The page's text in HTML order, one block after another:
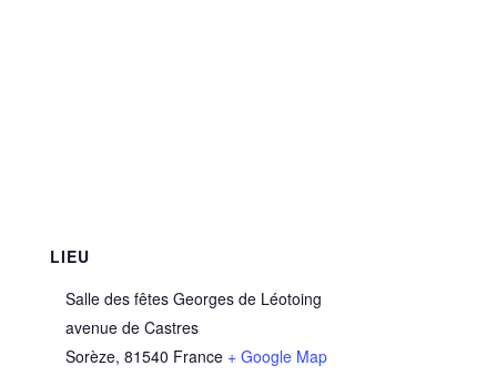
LIEU
Salle des fêtes Georges de Léotoing
avenue de Castres
Sorèze, 81540 France + Google Map